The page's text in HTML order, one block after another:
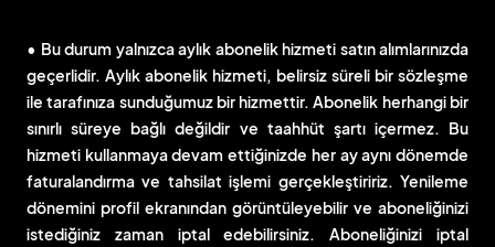
• Bu durum yalnızca aylık abonelik hizmeti satın alımlarınızda
geçerlidir. Aylık abonelik hizmeti, belirsiz süreli bir sözleşme
ile tarafınıza sunduğumuz bir hizmettir. Abonelik herhangi bir
sınırlı süreye bağlı değildir ve taahhüt şartı içermez. Bu
hizmeti kullanmaya devam ettiğinizde her ay aynı dönemde
faturalandırma ve tahsilat işlemi gerçekleştiririz. Yenileme
dönemini profil ekranından görüntüleyebilir ve aboneliğinizi
istediğiniz zaman iptal edebilirsiniz. Aboneliğinizi iptal